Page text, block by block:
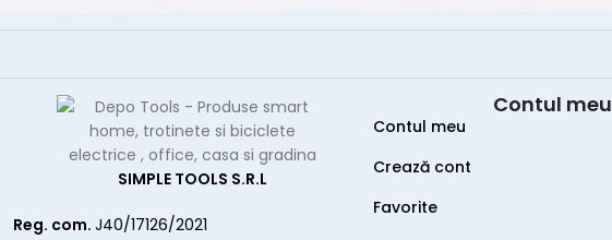
SIMPLE TOOLS S.R.L
Reg. com. J40/17126/2021
Contul meu
Contul meu
Crează cont
Favorite